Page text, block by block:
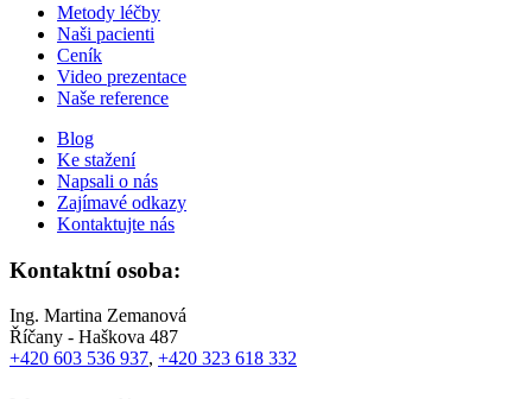
Metody léčby
Naši pacienti
Ceník
Video prezentace
Naše reference
Blog
Ke stažení
Napsali o nás
Zajímavé odkazy
Kontaktujte nás
Kontaktní osoba:
Ing. Martina Zemanová
Říčany - Haškova 487
+420 603 536 937, +420 323 618 332